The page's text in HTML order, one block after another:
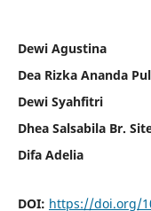
Dewi Agustina
Dea Rizka Ananda
Dewi Syahfitri
Dhea Salsabila Br.
Difa Adelia
DOI: https://doi.org/